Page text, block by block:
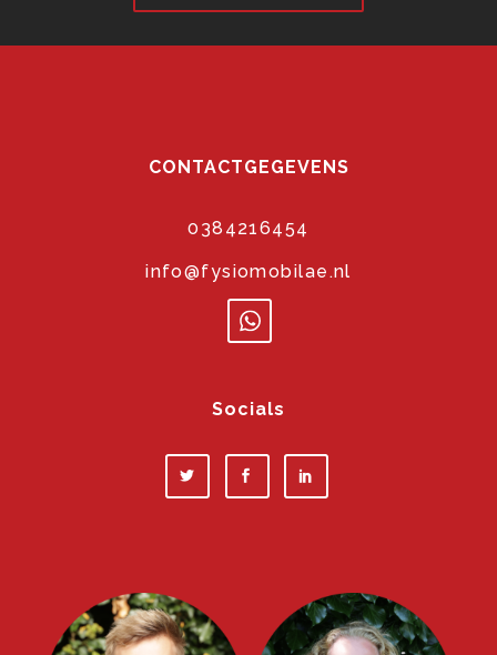
CONTACTGEGEVENS
0384216454
info@fysiomobilae.nl
Socials